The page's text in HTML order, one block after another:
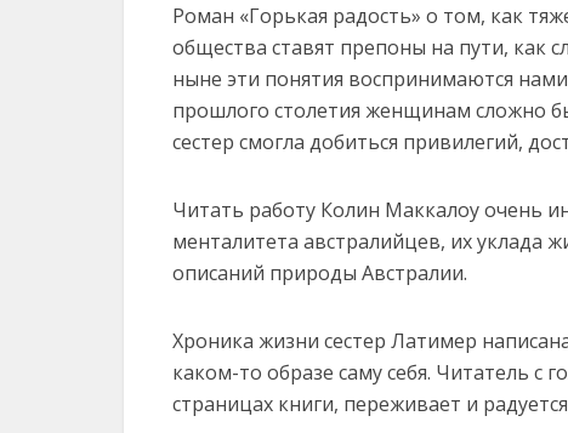
Роман «Горькая радость» о том, как
общества ставят препоны на пути, как
ныне эти понятия воспринимаются
прошлого столетия женщинам сложно
сестер смогла добиться привилегий,
Читать работу Колин Маккалоу очень
менталитета австралийцев, их уклада
описаний природы Австралии.
Хроника жизни сестер Латимер
каком-то образе саму себя. Читатель с
страницах книги, переживает и